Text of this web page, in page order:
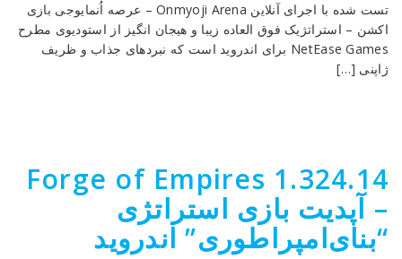
تست شده با اجرای آنلاین Onmyoji Arena – عرصه اُنمایوجی بازی
اکشن – استراتژیک فوق العاده زیبا و هیجان انگیز از استودیوی مطرح
NetEase Games برای اندروید است که نبردهای جذاب و ظریف
ژاپنی […]
Forge of Empires 1.324.14
– آپدیت بازی استراتژی
“بنای‌امپراطوری” اندروید